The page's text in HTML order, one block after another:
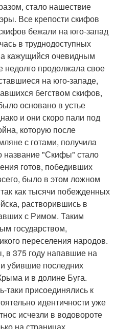
стало нашествие
Все крепости скифов
бежали на юго-запад
в труднодоступных
кажущийся очевидным
продолжала свое
на юго-западе,
бегством скифов,
основано в устье
и они скоро пали под
которую после
с готами, получила
название "Скифы" стало
готов, победивших
было в этом ложном
как тысячи побежденных
растворившись в
с Римом. Таким
государством,
переселения народов.
в 375 году напавшие на
убившие последних
и в долине Буга.
таки присоединялись к
идентичности уже
исчезли в водовороте